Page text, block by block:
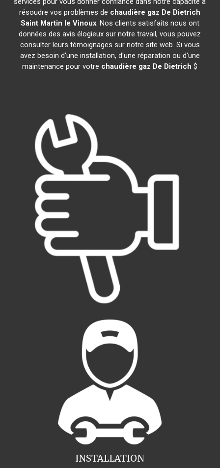
résoudre vos problèmes de chaudière gaz De Dietrich
Saint Martin le Vinoux. Nos clients satisfaits nous ont
données des avis élogieux sur notre travail, vous pouvez
consulter leurs témoignages sur notre site web. Si vous
avez besoin d'une installation, d'une réparation ou d'une
maintenance pour votre chaudière gaz De Dietrich $
INSTALLATION